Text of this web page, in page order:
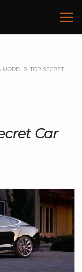
MODEL S: TOP SECRET
Car